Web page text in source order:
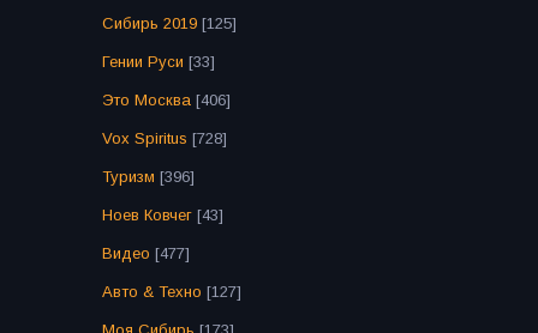
Сибирь 2019 [125]
Гении Руси [33]
Это Москва [406]
Vox Spiritus [728]
Туризм [396]
Ноев Ковчег [43]
Видео [477]
Авто & Техно [127]